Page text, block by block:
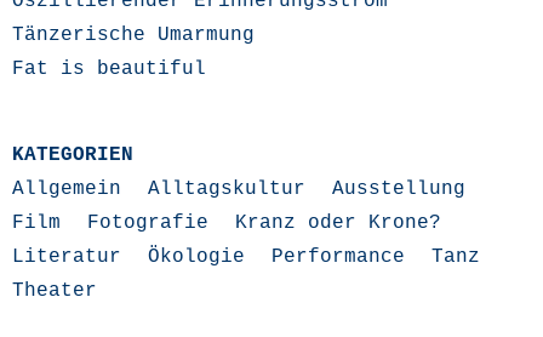
Tänzerische Umarmung
Fat is beautiful
KATEGORIEN
Allgemein
Alltagskultur
Ausstellung
Film
Fotografie
Kranz oder Krone?
Literatur
Ökologie Performance
Tanz
Theater